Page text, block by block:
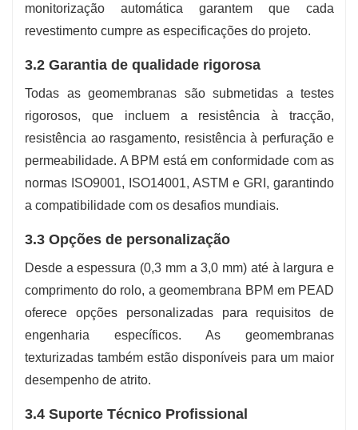
monitorização automática garantem que cada
revestimento cumpre as especificações do projeto.
3.2 Garantia de qualidade rigorosa
Todas as geomembranas são submetidas a testes
rigorosos, que incluem a resistência à tracção,
resistência ao rasgamento, resistência à perfuração e
permeabilidade. A BPM está em conformidade com as
normas ISO9001, ISO14001, ASTM e GRI, garantindo
a compatibilidade com os desafios mundiais.
3.3 Opções de personalização
Desde a espessura (0,3 mm a 3,0 mm) até à largura e
comprimento do rolo, a geomembrana BPM em PEAD
oferece opções personalizadas para requisitos de
engenharia específicos. As geomembranas
texturizadas também estão disponíveis para um maior
desempenho de atrito.
3.4 Suporte Técnico Profissional